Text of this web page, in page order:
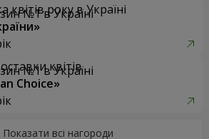
квітів року в Україні
квітів
Choice»